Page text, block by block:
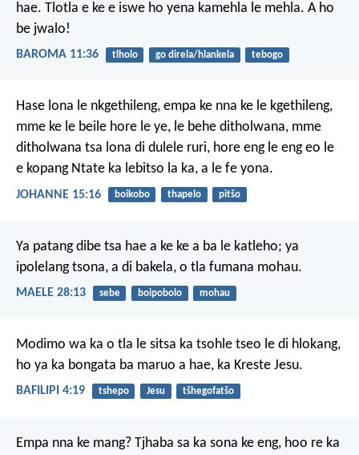
hae. Tlotla e ke e iswe ho yena kamehla le mehla. A ho
be jwalo!
BAROMA 11:36 tlholo go direla/hlankela tebogo
Hase lona le nkgethileng, empa ke nna ke le kgethileng,
mme ke le beile hore le ye, le behe ditholwana, mme
ditholwana tsa lona di dulele ruri, hore eng le eng eo le
e kopang Ntate ka lebitso la ka, a le fe yona.
JOHANNE 15:16 boikobo thapelo pitšo
Ya patang dibe tsa hae a ke ke a ba le katleho; ya
ipolelang tsona, a di bakela, o tla fumana mohau.
MAELE 28:13 sebe boipobolo mohau
Modimo wa ka o tla le sitsa ka tsohle tseo le di hlokang,
ho ya ka bongata ba maruo a hae, ka Kreste Jesu.
BAFILIPI 4:19 tshepo Jesu tšhegofatšo
Empa nna ke mang? Tjhaba sa ka sona ke eng, hoo re ka